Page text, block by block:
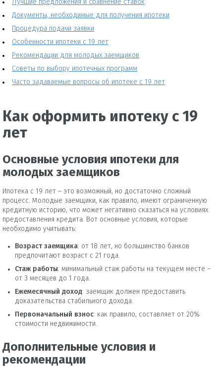
Лучшие предложения и сравнение ставок
Документы, необходимые для получения ипотеки
Процедура подачи заявки
Особенности ипотеки с 19 лет
Рекомендации для молодых заемщиков
Советы по выбору ипотечных программ
Часто задаваемые вопросы об ипотеке с 19 лет
Как оформить ипотеку с 19
лет
Основные условия ипотеки для
молодых заемщиков
Ипотека с 19 лет – это возможный, но достаточно сложный
процесс. Молодые заемщики, как правило, имеют ограниченную
кредитную историю, что может негативно сказаться на условиях
предоставления кредита. Вот основные условия, которые
необходимо учитывать:
Возраст заемщика: от 18 лет, но большинство банков
предпочитают возраст с 21 года.
Стаж работы: минимальный стаж работы на текущем месте –
от 3 месяцев до 1 года.
Ежемесячный доход: заемщик должен предоставить
доказательства стабильного дохода.
Первоначальный взнос: как правило, составляет от 20%
стоимости недвижимости.
Дополнительные условия и
рекомендации